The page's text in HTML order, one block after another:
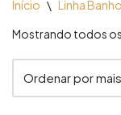
Início \ Linha Banho
Mostrando todos